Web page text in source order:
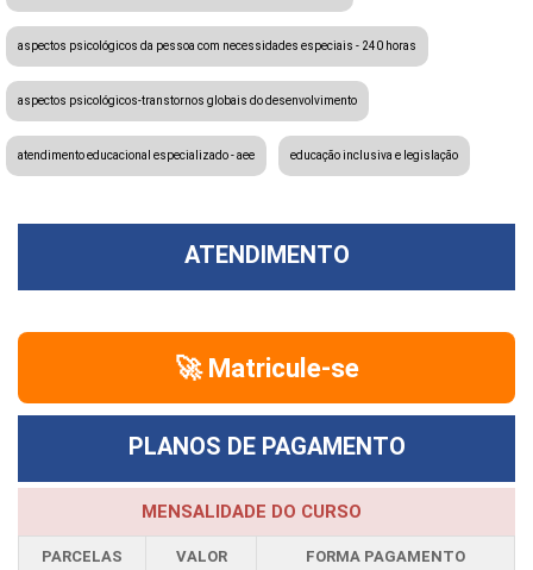
aspectos psicológicos da pessoa com necessidades especiais - 240 horas
aspectos psicológicos-transtornos globais do desenvolvimento
atendimento educacional especializado - aee educação inclusiva e legislação
ATENDIMENTO
🚀 Matricule-se
PLANOS DE PAGAMENTO
MENSALIDADE DO CURSO
PARCELAS VALOR FORMA PAGAMENTO